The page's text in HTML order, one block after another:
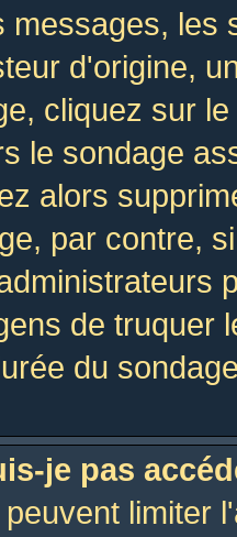
messages, les
d'origine,
cliquez sur
le sondage
alors
par contre,
de truquer
du
je pas
limiter